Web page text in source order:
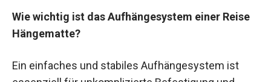
Wie wichtig ist das Aufhängesystem einer Reise
Hängematte?
Ein einfaches und stabiles Aufhängesystem ist